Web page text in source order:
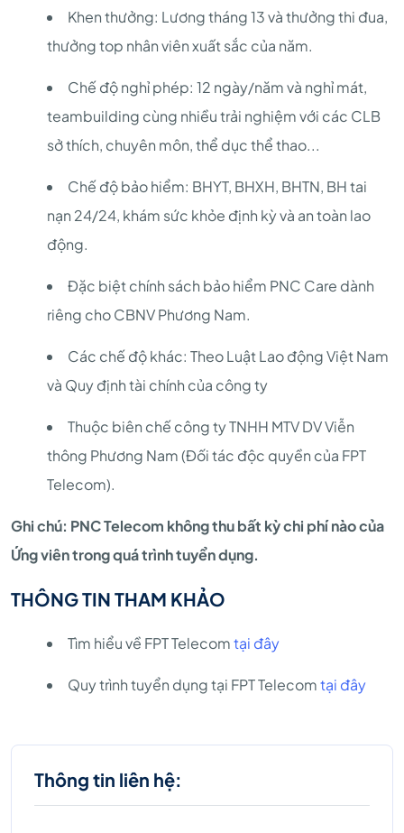
Khen thưởng: Lương tháng 13 và thưởng thi đua,
thưởng top nhân viên xuất sắc của năm.
Chế độ nghỉ phép: 12 ngày/năm và nghỉ mát,
teambuilding cùng nhiều trải nghiệm với các CLB
sở thích, chuyên môn, thể dục thể thao...
Chế độ bảo hiểm: BHYT, BHXH, BHTN, BH tai
nạn 24/24, khám sức khỏe định kỳ và an toàn lao
động.
Đặc biệt chính sách bảo hiểm PNC Care dành
riêng cho CBNV Phương Nam.
Các chế độ khác: Theo Luật Lao động Việt Nam
và Quy định tài chính của công ty
Thuộc biên chế công ty TNHH MTV DV Viễn
thông Phương Nam (Đối tác độc quyền của FPT
Telecom).
Ghi chú: PNC Telecom không thu bất kỳ chi phí nào của
Ứng viên trong quá trình tuyển dụng.
THÔNG TIN THAM KHẢO
Tìm hiểu về FPT Telecomtại đây
Quy trình tuyển dụng tại FPT Telecomtại đây
Thông tin liên hệ: